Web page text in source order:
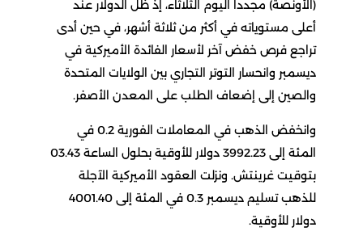
(الأونصة) مجددا اليوم الثلاثاء، إذ ظل الدولار عند
أعلى مستوياته في أكثر من ثلاثة أشهر، في حين أدى
تراجع فرص خفض آخر لأسعار الفائدة الأميركية في
ديسمبر وانحسار التوتر التجاري بين الولايات المتحدة
والصين إلى إضعاف الطلب على المعدن الأصفر.
وانخفض الذهب في المعاملات الفورية 0.2 في
المئة إلى 3992.23 دولار للأوقية بحلول الساعة 03.43
بتوقيت غرينتش. ونزلت العقود الأميركية الآجلة
للذهب تسليم ديسمبر 0.3 في المئة إلى 4001.40
دولار للأوقية.